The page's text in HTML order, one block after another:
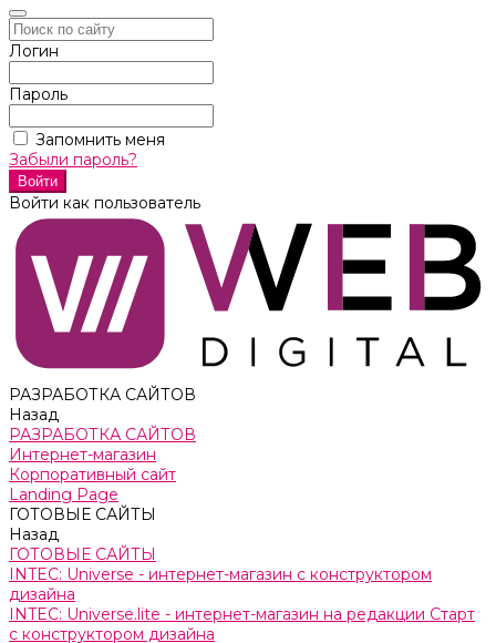
Логин
Пароль
Запомнить меня
Забыли пароль?
Войти как пользователь
РАЗРАБОТКА САЙТОВ
Назад
РАЗРАБОТКА САЙТОВ
Интернет-магазин
Корпоративный сайт
Landing Page
ГОТОВЫЕ САЙТЫ
Назад
ГОТОВЫЕ САЙТЫ
INTEC: Universe - интернет-магазин с конструктором
дизайна
INTEC: Universe.lite - интернет-магазин на редакции Старт
с конструктором дизайна